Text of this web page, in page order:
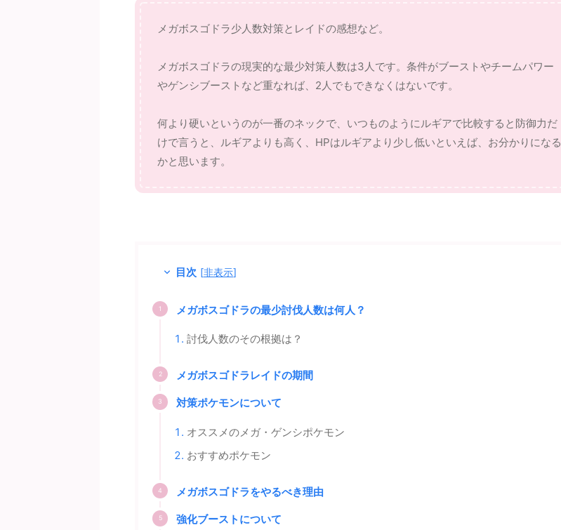
メガボスゴドラ少人数対策とレイドの感想など。
メガボスゴドラの現実的な最少対策人数は3人です。条件がブーストやチームパワー
やゲンシブーストなど重なれば、2人でもできなくはないです。
何より硬いというのが一番のネックで、いつものようにルギアで比較すると防御力だ
けで言うと、ルギアよりも高く、HPはルギアより少し低いといえば、お分かりになる
かと思います。
目次 [非表示]
メガボスゴドラの最少討伐人数は何人？
討伐人数のその根拠は？
メガボスゴドラレイドの期間
対策ポケモンについて
オススメのメガ・ゲンシポケモン
おすすめポケモン
メガボスゴドラをやるべき理由
強化ブーストについて